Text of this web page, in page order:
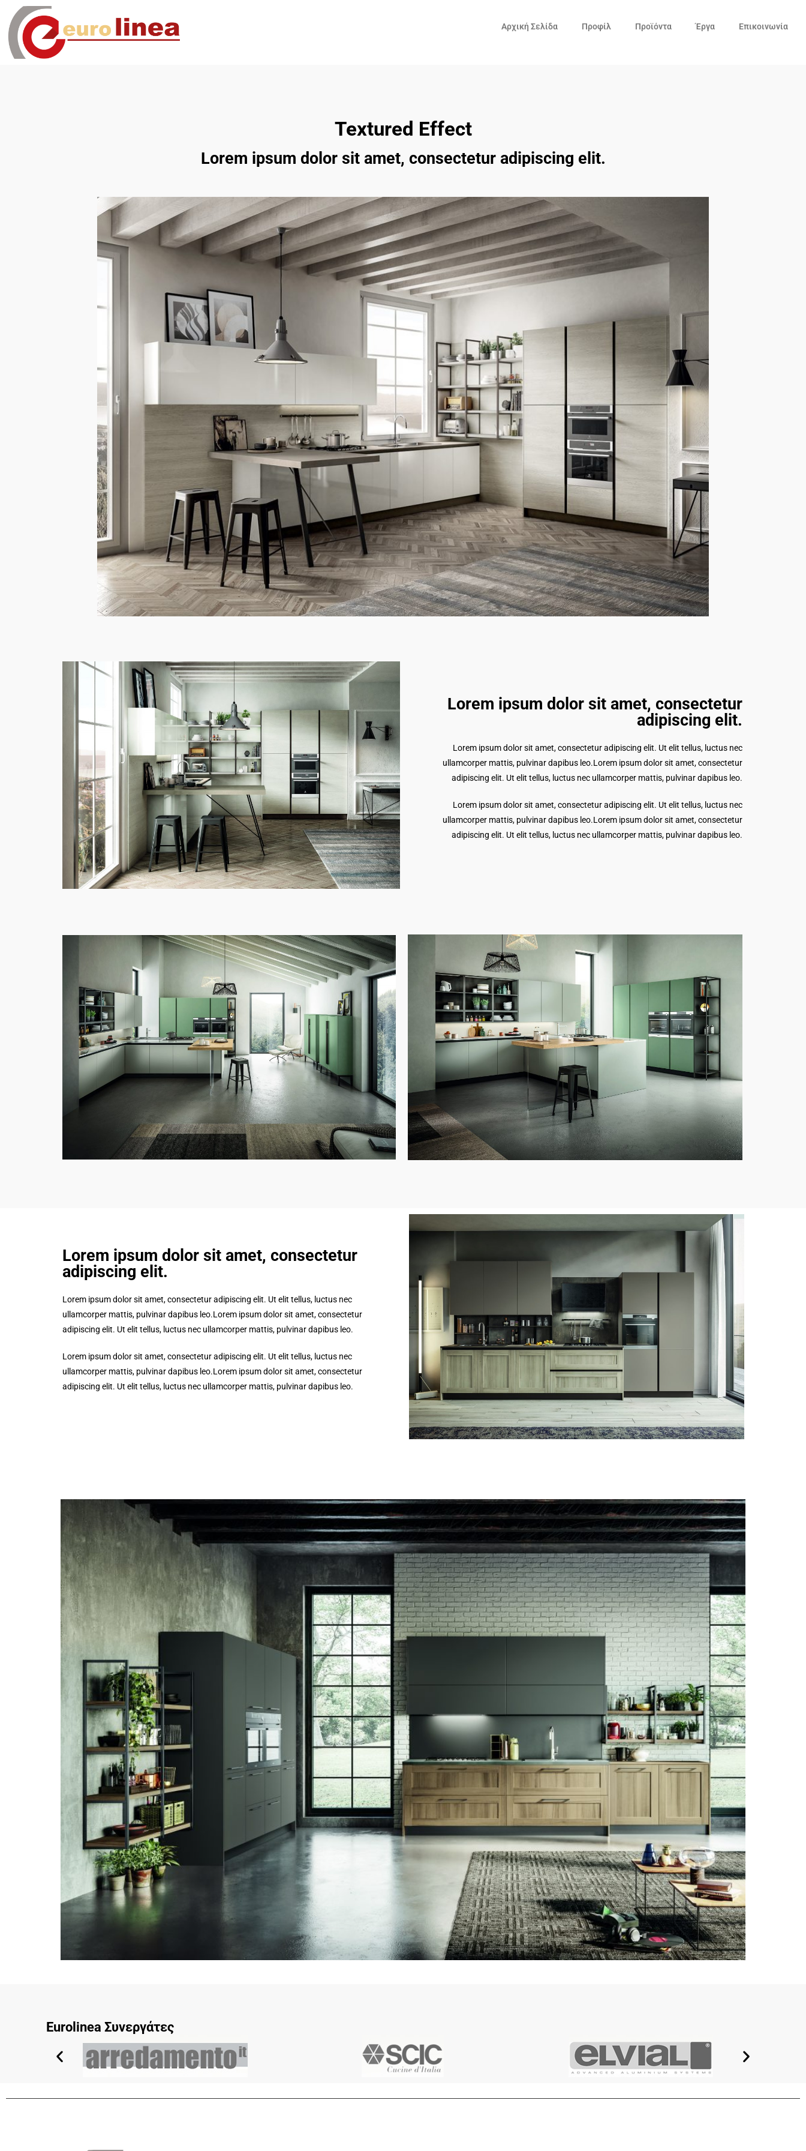
Αρχική Σελίδα Προφίλ Προϊόντα Έργα Επικοινωνία
Textured Effect
Lorem ipsum dolor sit amet, consectetur adipiscing elit.
Lorem ipsum dolor sit amet, consectetur
adipiscing elit.​
Lorem ipsum dolor sit amet, consectetur adipiscing elit. Ut elit tellus, luctus nec
ullamcorper mattis, pulvinar dapibus leo.Lorem ipsum dolor sit amet, consectetur
adipiscing elit. Ut elit tellus, luctus nec ullamcorper mattis, pulvinar dapibus leo.
Lorem ipsum dolor sit amet, consectetur adipiscing elit. Ut elit tellus, luctus nec
ullamcorper mattis, pulvinar dapibus leo.Lorem ipsum dolor sit amet, consectetur
adipiscing elit. Ut elit tellus, luctus nec ullamcorper mattis, pulvinar dapibus leo.
Lorem ipsum dolor sit amet, consectetur
adipiscing elit.​
Lorem ipsum dolor sit amet, consectetur adipiscing elit. Ut elit tellus, luctus nec
ullamcorper mattis, pulvinar dapibus leo.Lorem ipsum dolor sit amet, consectetur
adipiscing elit. Ut elit tellus, luctus nec ullamcorper mattis, pulvinar dapibus leo.
Lorem ipsum dolor sit amet, consectetur adipiscing elit. Ut elit tellus, luctus nec
ullamcorper mattis, pulvinar dapibus leo.Lorem ipsum dolor sit amet, consectetur
adipiscing elit. Ut elit tellus, luctus nec ullamcorper mattis, pulvinar dapibus leo.
Eurolinea Συνεργάτες